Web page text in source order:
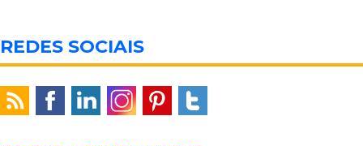
REDES SOCIAIS